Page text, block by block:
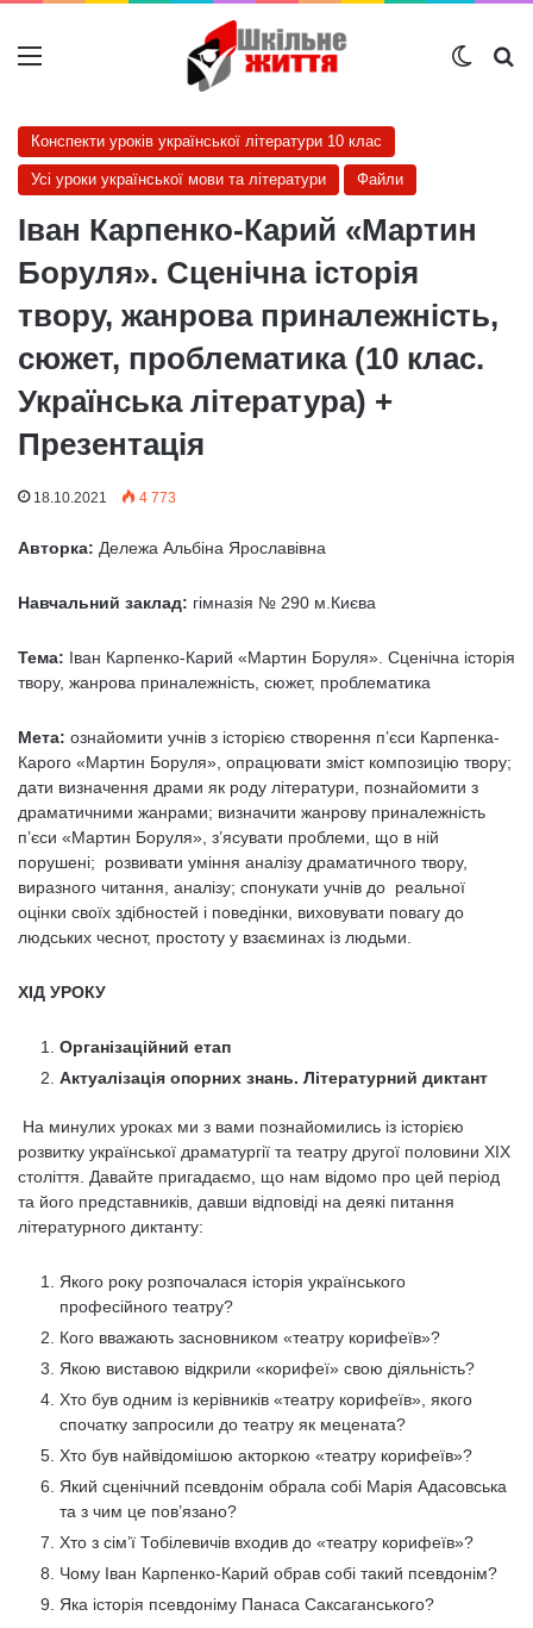
Меню
Конспекти уроків української літератури 10 клас
Усі уроки української мови та літератури Файли
Іван Карпенко-Карий «Мартин
Боруля». Сценічна історія
твору, жанрова приналежність,
сюжет, проблематика (10 клас.
Українська література) +
Презентація
18.10.2021 4 773
Авторка: Дележа Альбіна Ярославівна
Навчальний заклад: гімназія № 290 м.Києва
Тема: Іван Карпенко-Карий «Мартин Боруля». Сценічна історія
твору, жанрова приналежність, сюжет, проблематика
Мета: ознайомити учнів з історією створення п’єси Карпенка-
Карого «Мартин Боруля», опрацювати зміст композицію твору;
дати визначення драми як роду літератури, познайомити з
драматичними жанрами; визначити жанрову приналежність
п’єси «Мартин Боруля», з’ясувати проблеми, що в ній
порушені; розвивати уміння аналізу драматичного твору,
виразного читання, аналізу; спонукати учнів до реальної
оцінки своїх здібностей і поведінки, виховувати повагу до
людських чеснот, простоту у взаєминах із людьми.
ХІД УРОКУ
Організаційний етап
Актуалізація опорних знань. Літературний диктант
На минулих уроках ми з вами познайомились із історією
розвитку української драматургії та театру другої половини ХІХ
століття. Давайте пригадаємо, що нам відомо про цей період
та його представників, давши відповіді на деякі питання
літературного диктанту:
Якого року розпочалася історія українського
професійного театру?
Кого вважають засновником «театру корифеїв»?
Якою виставою відкрили «корифеї» свою діяльність?
Хто був одним із керівників «театру корифеїв», якого
спочатку запросили до театру як мецената?
Хто був найвідомішою акторкою «театру корифеїв»?
Який сценічний псевдонім обрала собі Марія Адасовська
та з чим це пов’язано?
Хто з сім’ї Тобілевичів входив до «театру корифеїв»?
Чому Іван Карпенко-Карий обрав собі такий псевдонім?
Яка історія псевдоніму Панаса Саксаганського?